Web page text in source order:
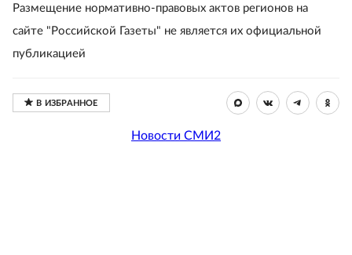
Размещение нормативно-правовых актов регионов на
сайте "Российской Газеты" не является их официальной
публикацией
Новости СМИ2